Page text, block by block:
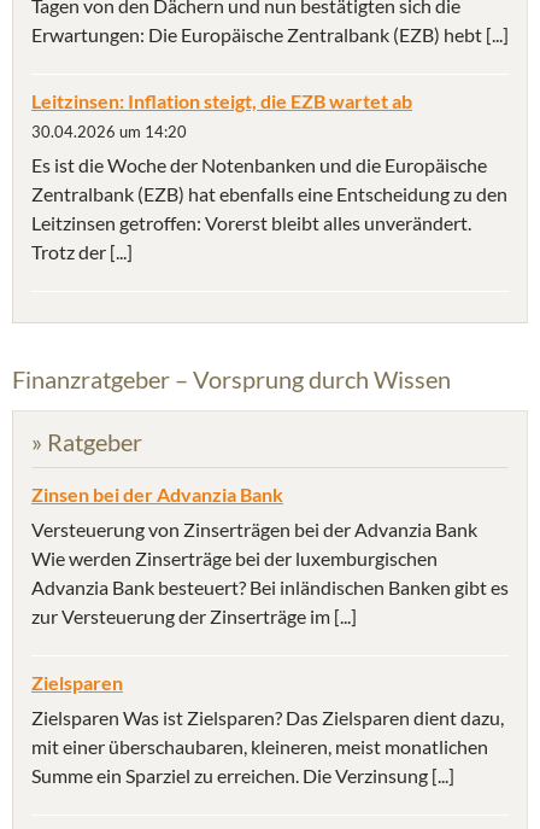
Tagen von den Dächern und nun bestätigten sich die
Erwartungen: Die Europäische Zentralbank (EZB) hebt [...]
Leitzinsen: Inflation steigt, die EZB wartet ab
30.04.2026 um 14:20
Es ist die Woche der Notenbanken und die Europäische
Zentralbank (EZB) hat ebenfalls eine Entscheidung zu den
Leitzinsen getroffen: Vorerst bleibt alles unverändert.
Trotz der [...]
Finanzratgeber – Vorsprung durch Wissen
» Ratgeber
Zinsen bei der Advanzia Bank
Versteuerung von Zinserträgen bei der Advanzia Bank
Wie werden Zinserträge bei der luxemburgischen
Advanzia Bank besteuert? Bei inländischen Banken gibt es
zur Versteuerung der Zinserträge im [...]
Zielsparen
Zielsparen Was ist Zielsparen? Das Zielsparen dient dazu,
mit einer überschaubaren, kleineren, meist monatlichen
Summe ein Sparziel zu erreichen. Die Verzinsung [...]